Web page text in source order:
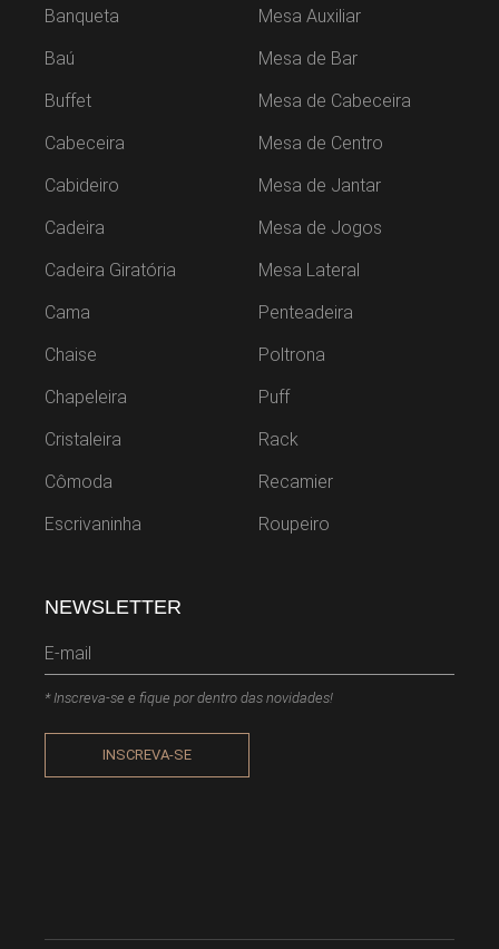
Banqueta
Baú
Buffet
Cabeceira
Cabideiro
Cadeira
Cadeira Giratória
Cama
Chaise
Chapeleira
Cristaleira
Cômoda
Escrivaninha
Mesa Auxiliar
Mesa de Bar
Mesa de Cabeceira
Mesa de Centro
Mesa de Jantar
Mesa de Jogos
Mesa Lateral
Penteadeira
Poltrona
Puff
Rack
Recamier
Roupeiro
NEWSLETTER
* Inscreva-se e fique por dentro das novidades!
INSCREVA-SE